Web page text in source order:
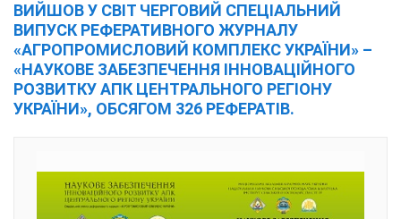
ВИЙШОВ У СВІТ ЧЕРГОВИЙ СПЕЦІАЛЬНИЙ
ВИПУСК РЕФЕРАТИВНОГО ЖУРНАЛУ
«АГРОПРОМИСЛОВИЙ КОМПЛЕКС УКРАЇНИ» –
«НАУКОВЕ ЗАБЕЗПЕЧЕННЯ ІННОВАЦІЙНОГО
РОЗВИТКУ АПК ЦЕНТРАЛЬНОГО РЕГІОНУ
УКРАЇНИ», ОБСЯГОМ 326 РЕФЕРАТІВ.